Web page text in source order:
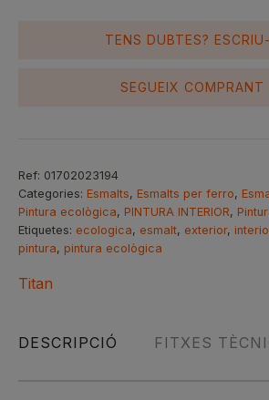
Lluent
250ml
TENS DUBTES?
SEGUEIX
Ref: 01702023194
Categories: Esmalts, Esmalts per ferro,
Pintura ecològica, PINTURA INTERIOR,
Etiquetes: ecologica, esmalt, exterior,
pintura, pintura ecològica
Titan
DESCRIPCIÓ FITXES